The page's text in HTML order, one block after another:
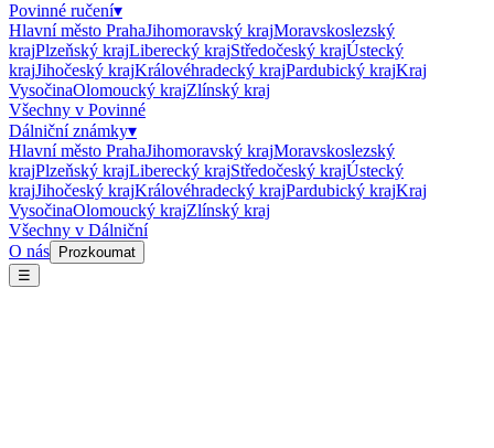
Povinné ručení▾
Hlavní město PrahaJihomoravský krajMoravskoslezský
krajPlzeňský krajLiberecký krajStředočeský krajÚstecký
krajJihočeský krajKrálovéhradecký krajPardubický krajKraj
VysočinaOlomoucký krajZlínský kraj
Všechny v Povinné
Dálniční známky▾
Hlavní město PrahaJihomoravský krajMoravskoslezský
krajPlzeňský krajLiberecký krajStředočeský krajÚstecký
krajJihočeský krajKrálovéhradecký krajPardubický krajKraj
VysočinaOlomoucký krajZlínský kraj
Všechny v Dálniční
O nás
Prozkoumat
☰